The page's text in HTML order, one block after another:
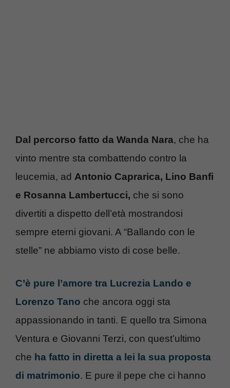
Dal percorso fatto da Wanda Nara, che ha
vinto mentre sta combattendo contro la
leucemia, ad Antonio Caprarica, Lino Banfi
e Rosanna Lambertucci, che si sono
divertiti a dispetto dell’età mostrandosi
sempre eterni giovani. A “Ballando con le
stelle” ne abbiamo visto di cose belle.
C’è pure l’amore tra Lucrezia Lando e
Lorenzo Tano che ancora oggi sta
appassionando in tanti. E quello tra Simona
Ventura e Giovanni Terzi, con quest’ultimo
che ha fatto in diretta a lei la sua proposta
di matrimonio. E pure il pepe che ci hanno